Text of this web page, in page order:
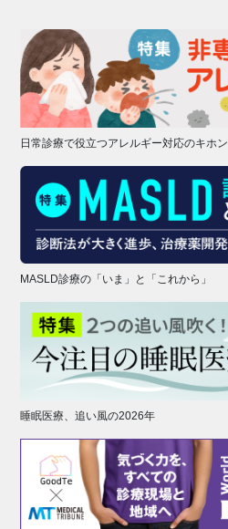
日常診療で役立つアレルギー対応のキホン
MASLD診療の「いま」と「これから」
睡眠医療、追い風の2026年